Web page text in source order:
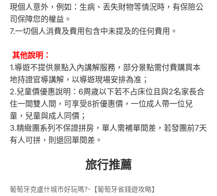
現個人意外，例如：生病、丟失財物等情況時，有保險公
司保障您的權益。
7.一切個人消費及費用包含中未提及的任何費用。
其他說明：
1.導遊不提供景點入內講解服務，部分景點需付費購買本
地持證官導講解，以導遊現場安排為准；
2.兒童價優惠說明：6周歲以下若不占床位且與2名家長合
住一間雙人間，可享受8折優惠價，一位成人帶一位兒
童，兒童與成人同價；
3.精緻團系列不保證拼房，單人需補單間差，若發團前7天
有人可拼，則退回單間差。
旅行推薦
葡萄牙克盧什城市好玩嗎?-【葡萄牙省錢遊攻略】